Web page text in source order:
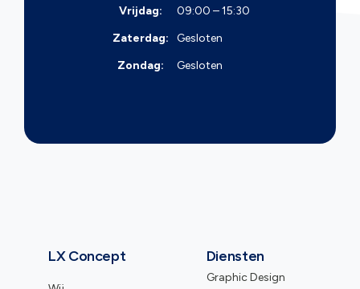
Vrijdag:
09:00 – 15:30
Zaterdag:
Gesloten
Zondag:
Gesloten
LX Concept Diensten
Graphic Design